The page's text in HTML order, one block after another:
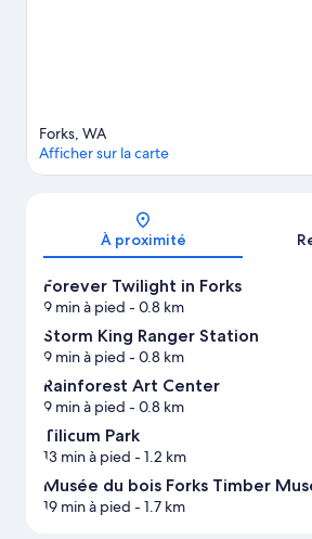
Forks, WA
Afficher sur la carte
À proximité
Forever Twilight in Forks
9 min à pied - 0.8 km
Storm King Ranger Station
9 min à pied - 0.8 km
Rainforest Art Center
9 min à pied - 0.8 km
Tilicum Park
13 min à pied - 1.2 km
Musée du bois Forks Timber
19 min à pied - 1.7 km